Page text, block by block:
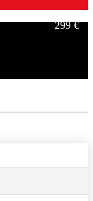
299 €